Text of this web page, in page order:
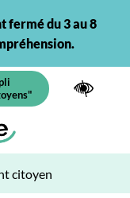
fermé du 3 au 8
dans un nouvel
citoyen